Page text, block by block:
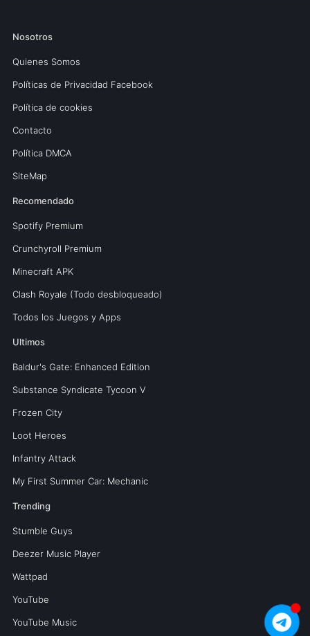
Nosotros
Quienes Somos
Políticas de Privacidad Facebook
Política de cookies
Contacto
Política DMCA
SiteMap
Recomendado
Spotify Premium
Crunchyroll Premium
Minecraft APK
Clash Royale (Todo desbloqueado)
Todos los Juegos y Apps
Ultimos
Baldur's Gate: Enhanced Edition
Substance Syndicate Tycoon V
Frozen City
Loot Heroes
Infantry Attack
My First Summer Car: Mechanic
Trending
Stumble Guys
Deezer Music Player
Wattpad
YouTube
YouTube Music